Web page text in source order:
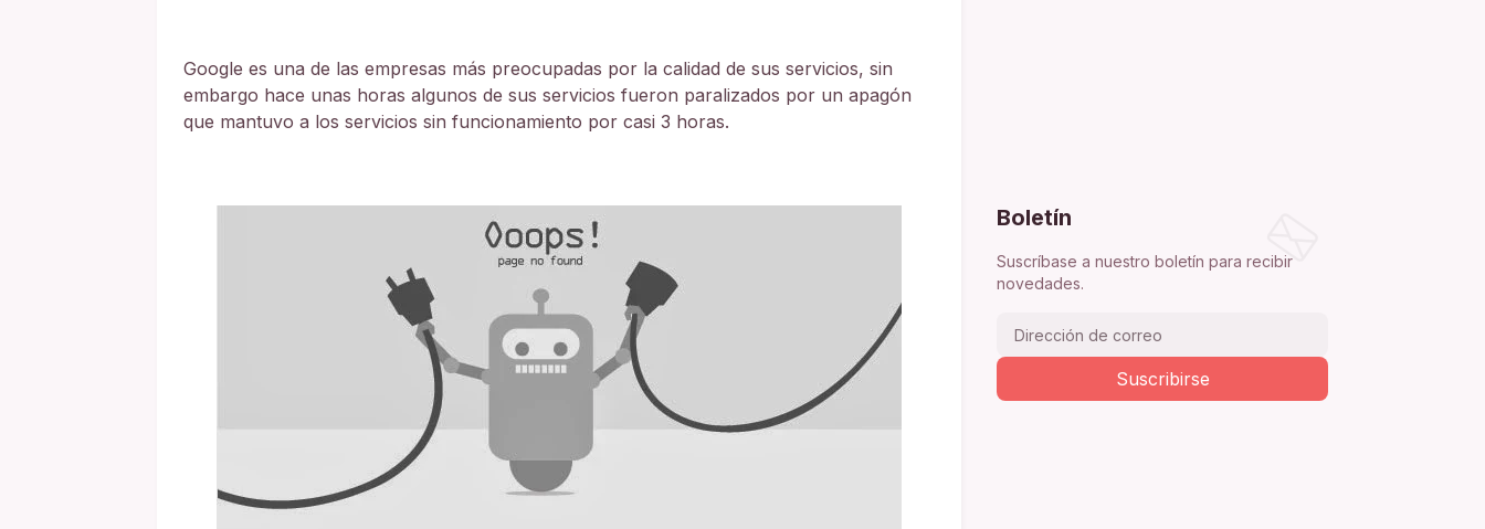
Google es una de las empresas más preocupadas por la calidad de sus servicios, sin
embargo hace unas horas algunos de sus servicios fueron paralizados por un apagón
que mantuvo a los servicios sin funcionamiento por casi 3 horas.
Boletín
Suscríbase a nuestro boletín para recibir
novedades.